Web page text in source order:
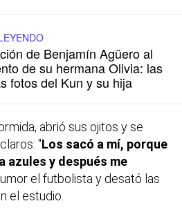
de Benjamín Agüero al
de su hermana Olivia: las
fotos del Kun y su hija
abrió sus ojitos y se
"Los sacó a mí, porque
azules y después me
el futbolista y desató las
el estudio.